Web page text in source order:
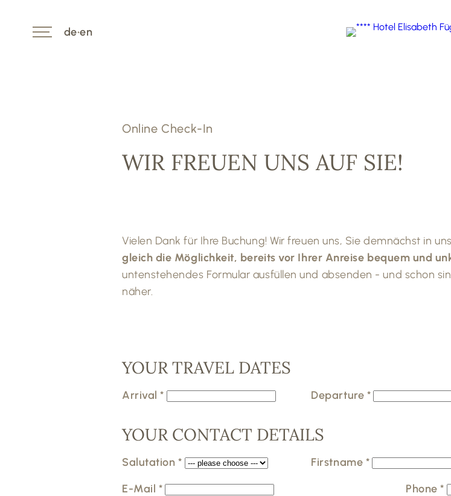
de•en
Online Check-In
WIR FREUEN UNS AUF SIE!
Vielen Dank für Ihre Buchung! Wir freuen uns, Sie demnächst in
gleich die Möglichkeit, bereits vor Ihrer Anreise bequem und
untenstehendes Formular ausfüllen und absenden - und schon
näher.
YOUR TRAVEL DATES
Arrival* Departure *
YOUR CONTACT DETAILS
Salutation * Firstname *
E-Mail * Phone*